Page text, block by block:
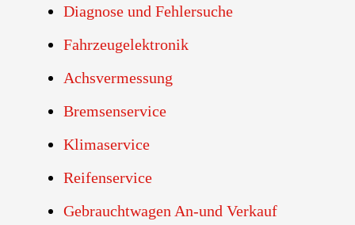
Diagnose und Fehlersuche
Fahrzeugelektronik
Achsvermessung
Bremsenservice
Klimaservice
Reifenservice
Gebrauchtwagen An-und Verkauf